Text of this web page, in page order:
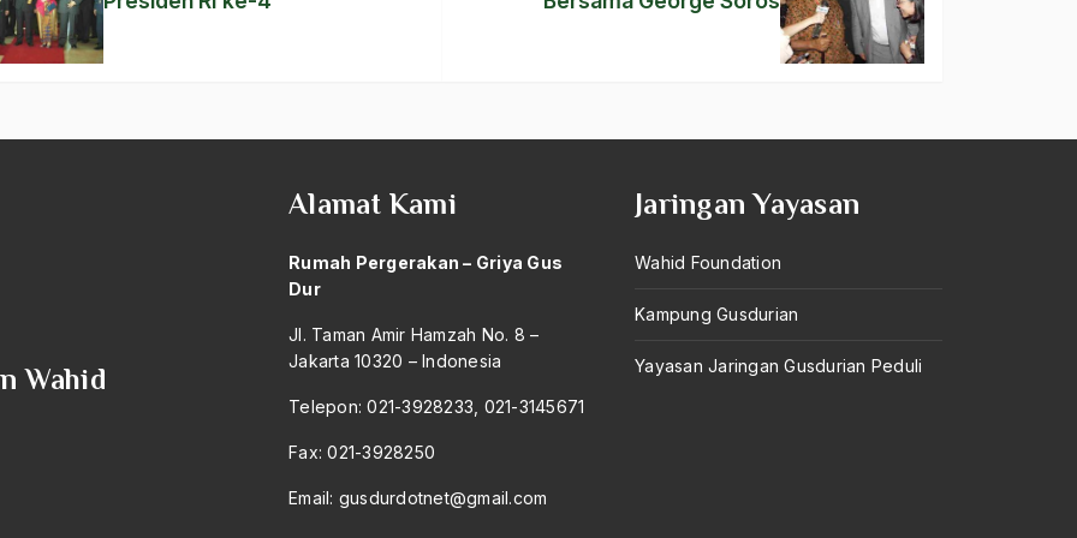
Wahid
Alamat Kami
Rumah Pergerakan – Griya Gus
Dur
Jl. Taman Amir Hamzah No. 8 –
Jakarta 10320 – Indonesia
Telepon: 021-3928233, 021-3145671
Fax: 021-3928250
Email: gusdurdotnet@gmail.com
Jaringan Yayasan
Wahid Foundation
Kampung Gusdurian
Yayasan Jaringan Gusdurian Peduli